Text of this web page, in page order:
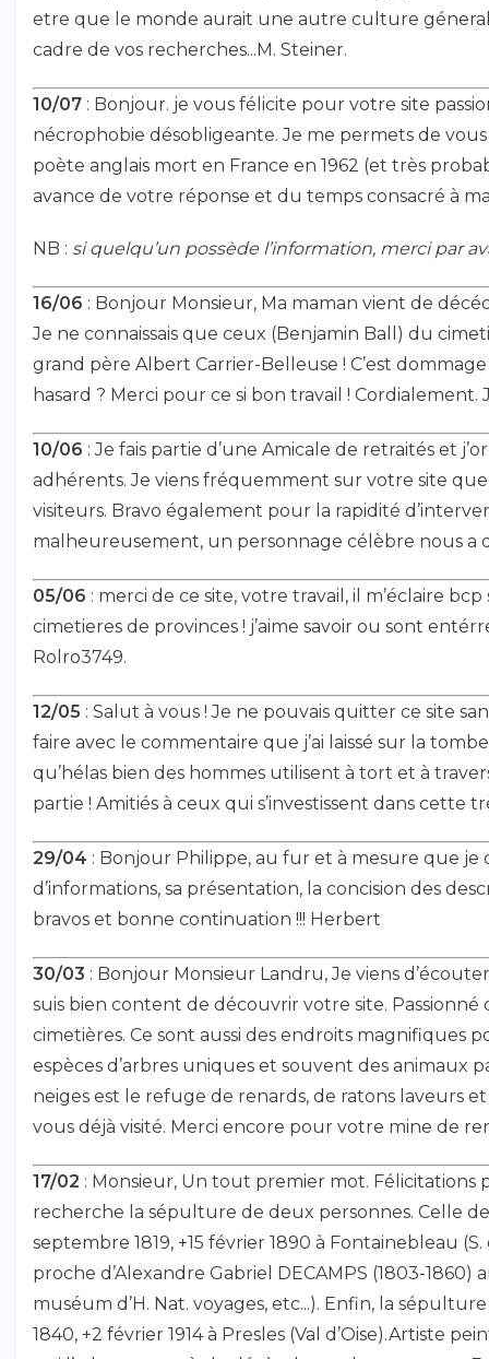
etre que le monde aurait une autre culture
cadre de vos recherches...M. Steiner.
10/07 : Bonjour. je vous félicite pour votre site
nécrophobie désobligeante. Je me permets de
poète anglais mort en France en 1962 (et très
avance de votre réponse et du temps consacré à
NB : si quelqu’un possède l’information, merci par
16/06 : Bonjour Monsieur, Ma maman vient de
Je ne connaissais que ceux (Benjamin Ball) du
grand père Albert Carrier-Belleuse ! C’est
hasard ? Merci pour ce si bon travail !
10/06 : Je fais partie d’une Amicale de retraités et
adhérents. Je viens fréquemment sur votre site
visiteurs. Bravo également pour la rapidité
malheureusement, un personnage célèbre nous a
05/06 : merci de ce site, votre travail, il m’éclaire
cimetieres de provinces ! j’aime savoir ou sont
Rolro3749.
12/05 : Salut à vous ! Je ne pouvais quitter ce site
faire avec le commentaire que j’ai laissé sur la
qu’hélas bien des hommes utilisent à tort et à
partie ! Amitiés à ceux qui s’investissent dans cette
29/04 : Bonjour Philippe, au fur et à mesure que
d’informations, sa présentation, la concision des
bravos et bonne continuation !!! Herbert
30/03 : Bonjour Monsieur Landru, Je viens
suis bien content de découvrir votre site.
cimetières. Ce sont aussi des endroits magnifiques
espèces d’arbres uniques et souvent des animaux
neiges est le refuge de renards, de ratons laveurs
vous déjà visité. Merci encore pour votre mine de
17/02 : Monsieur, Un tout premier mot.
recherche la sépulture de deux personnes. Celle de
septembre 1819, +15 février 1890 à Fontainebleau
proche d’Alexandre Gabriel DECAMPS (1803-
muséum d’H. Nat. voyages, etc...). Enfin, la
1840, +2 février 1914 à Presles (Val d’Oise).Artiste